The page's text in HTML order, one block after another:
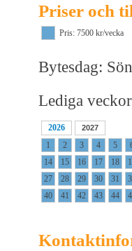
Priser och
Pris: 7500 kr/vecka
Bytesdag:
Lediga
2026 2027
1 2 3 4 5
14
15 16 17 18
27
28 29 30 31
40
41 42 43 44